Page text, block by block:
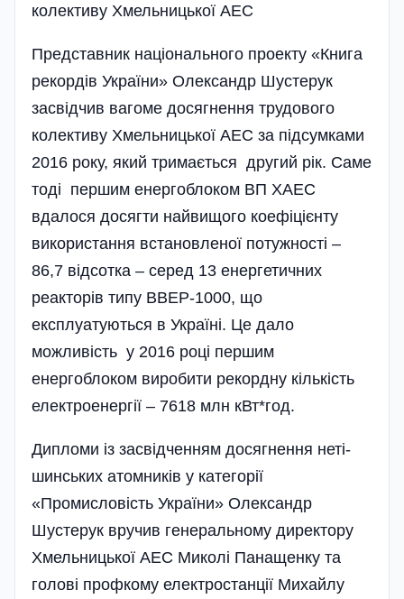
колективу Хмельницької АЕС
Представник національного проекту «Книга
рекордів України» Олександр Шустерук
засвідчив вагоме досягнення трудового
колективу Хмельницької АЕС за підсумками
2016 року, який тримається другий рік. Саме
тоді першим енергоблоком ВП ХАЕС
вдалося досягти найвищого коефіцієнту
використання встановленої потужності –
86,7 відсотка – серед 13 енергетичних
реакторів типу ВВЕР-1000, що
експлуатуються в Україні. Це дало
можливість у 2016 році першим
енергоблоком виробити рекордну кількість
електроенергії – 7618 млн кВт*год.
Дипломи із засвідченням досягнення неті­
шин­ських атомників у категорії
«Промисловість України» Олександр
Шустерук вручив генеральному директору
Хмельницької АЕС Миколі Панащен­ку та
голові профкому електростанції Михайлу